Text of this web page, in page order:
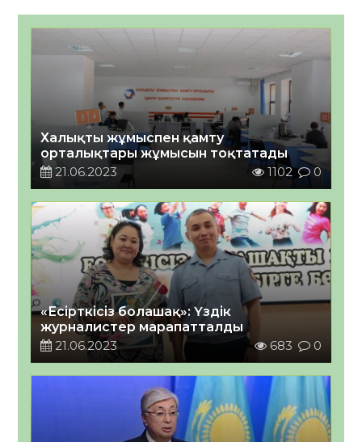
Халықты жұмыспен қамту
орталықтары жұмысын тоқтатады
21.06.2023
1102 0
«Есірткісіз болашақ»: Үздік
журналистер марапатталды
21.06.2023
683 0